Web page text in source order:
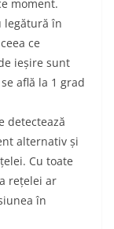
moment.
legătură în
ce
ieșire sunt
află la 1 grad
detectează
alternativ și
Cu toate
rețelei ar
în